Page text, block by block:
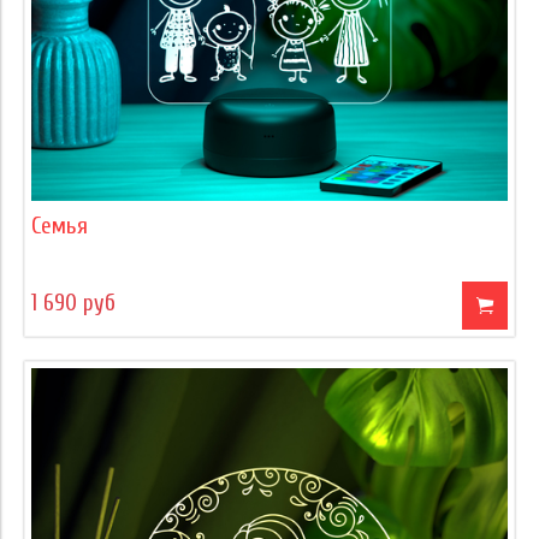
Семья
1 690 руб